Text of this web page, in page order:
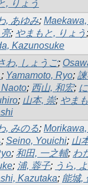
, りょう
, あゆみ;
; やまもと, りょう ;
Kazunosuke
わ, しょうご;
; Yamamoto, Ryo; 諫
; 西山, 和宏;
; 山本, 崇; やま
, みのる;
; Seino, Youichi; 山
; 和田, 一之輔; わ
; 浦, 蓉子; うら,
Kazutaka; 能城,